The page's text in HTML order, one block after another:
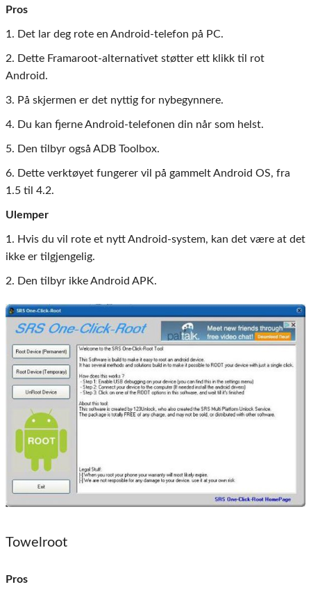
Pros
1. Det lar deg rote en Android-telefon på PC.
2. Dette Framaroot-alternativet støtter ett klikk til rot
Android.
3. På skjermen er det nyttig for nybegynnere.
4. Du kan fjerne Android-telefonen din når som helst.
5. Den tilbyr også ADB Toolbox.
6. Dette verktøyet fungerer vil på gammelt Android OS, fra
1.5 til 4.2.
Ulemper
1. Hvis du vil rote et nytt Android-system, kan det være at det
ikke er tilgjengelig.
2. Den tilbyr ikke Android APK.
Towelroot
Pros